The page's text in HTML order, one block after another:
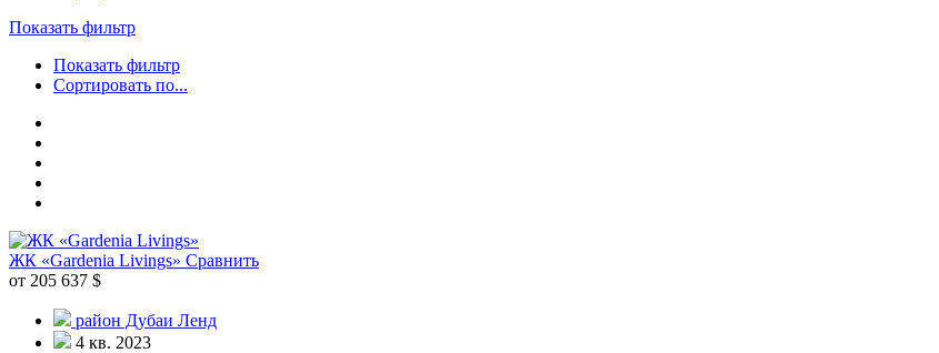
Показать фильтр
Показать фильтр
Сортировать по...
ЖК «Gardenia Livings» Сравнить
от 205 637 $
район Дубаи Ленд
4 кв. 2023